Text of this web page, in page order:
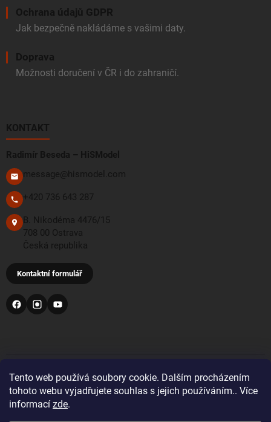
Tento web používá soubory cookie. Dalším procházením
tohoto webu vyjadřujete souhlas s jejich používáním.. Více
informací zde.
Ochrana údajů GDPR
Jak bezpečně nakládáme s vašimi daty.
Doprava
Možnosti doručení v ČR i do zahraničí.
KONTAKT
Radimír Beseda – HiSModel
message@hismodel.com
+420 736 643 287
B. Nikodéma 4476/15
708 00 Ostrava
Česká republika
Kontaktní formulář
PŘIJÍMÁME TYTO PLATEBNÍ METODY